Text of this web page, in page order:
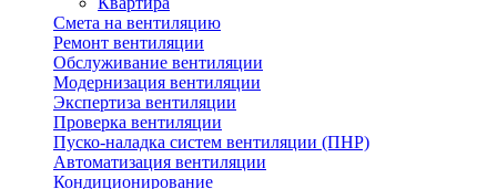
Смета на вентиляцию
Ремонт вентиляции
Обслуживание вентиляции
Модернизация вентиляции
Экспертиза вентиляции
Проверка вентиляции
Пуско-наладка систем вентиляции (ПНР)
Автоматизация вентиляции
Кондиционирование